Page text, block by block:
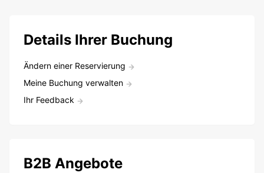
Details Ihrer Buchung
Ändern einer Reservierung
Meine Buchung verwalten
Ihr Feedback
B2B Angebote